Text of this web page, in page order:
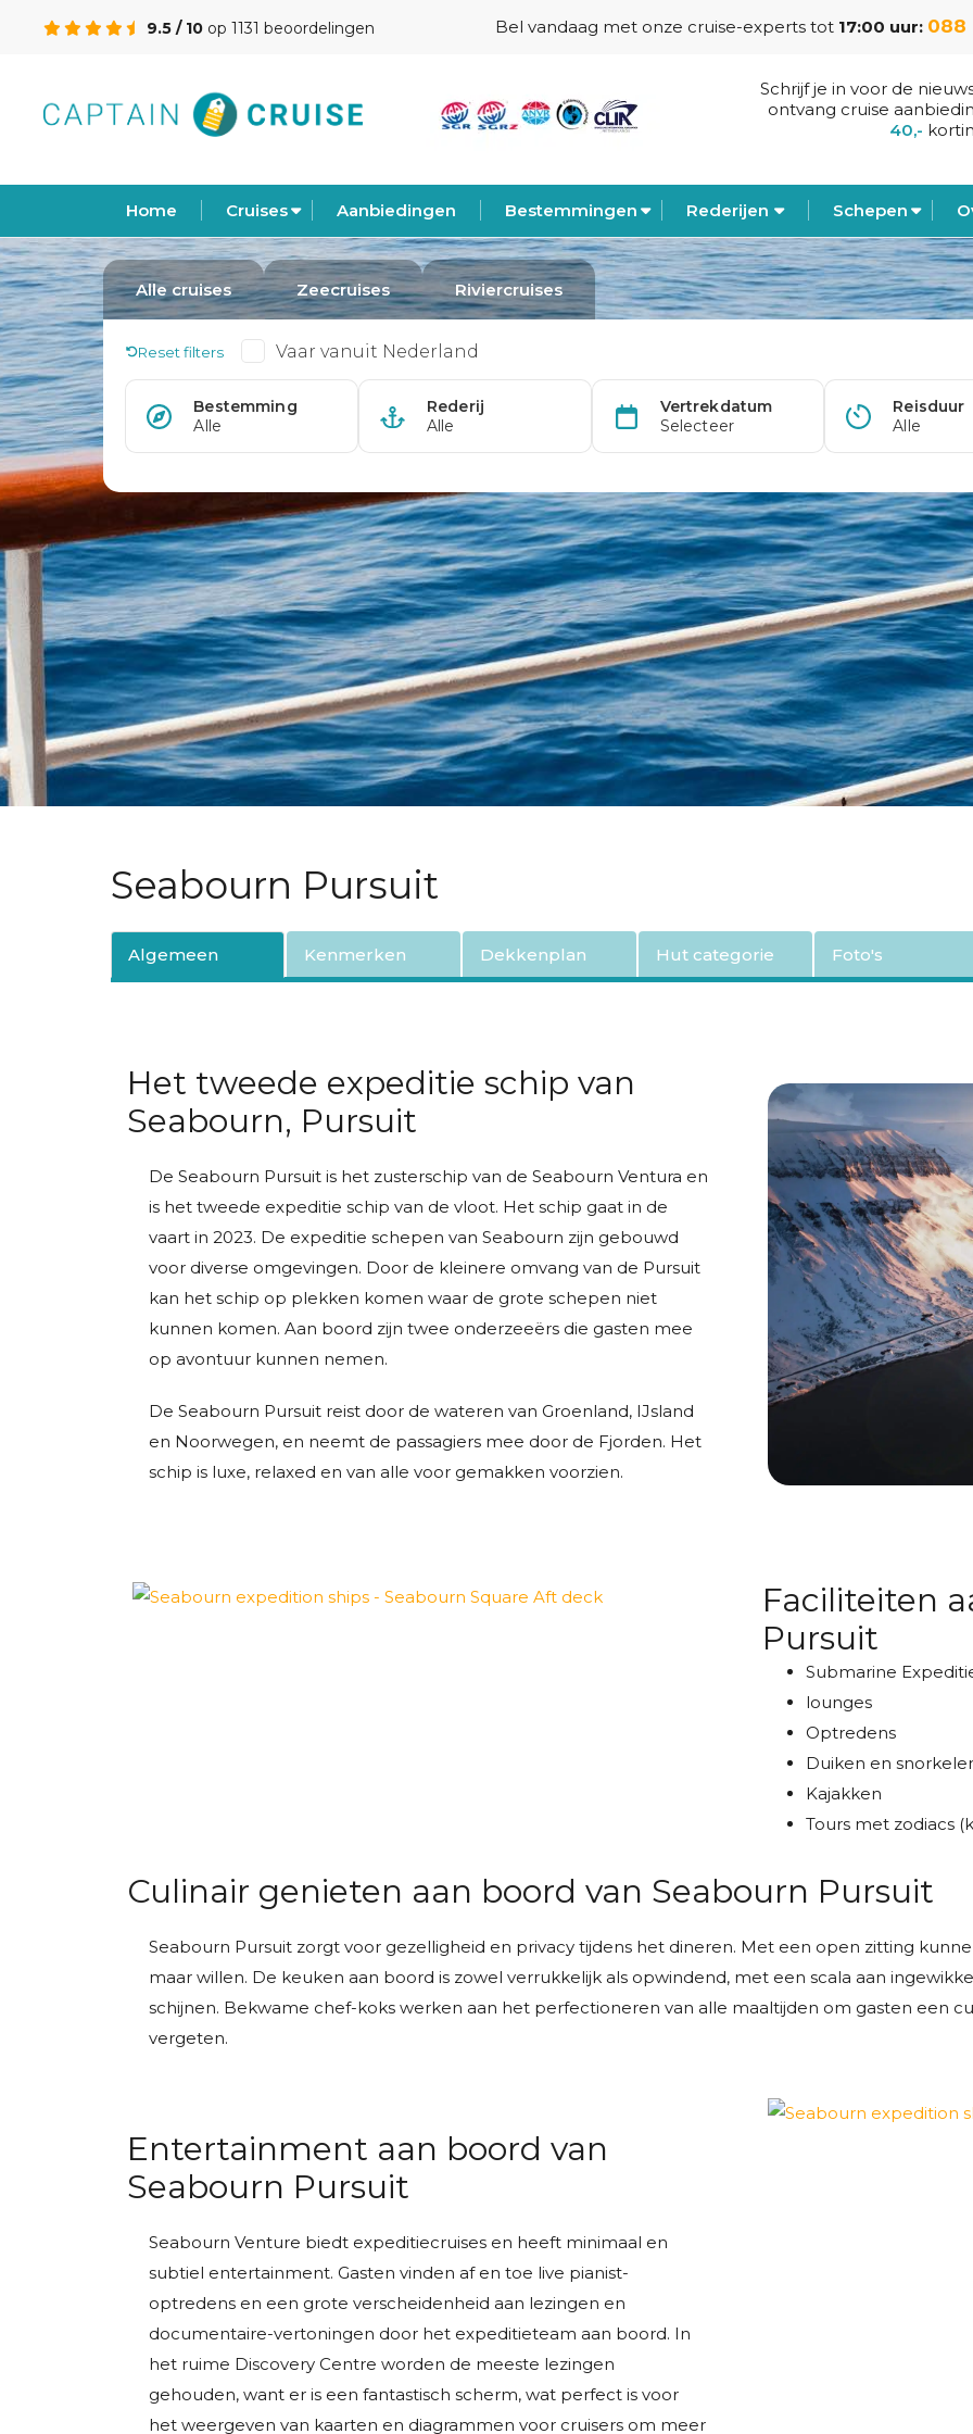
9.5 / 10 op 1131 beoordelingen Bel vandaag met onze cruise-experts tot 17:00 uur: 088
Schrijf je in voor de
ontvang cruise
40,-
Home Cruises Aanbiedingen Bestemmingen Rederijen Schepen
Seabourn Pursuit
Algemeen Kenmerken Dekkenplan Hut categorie Foto's
Het tweede expeditie schip van
Seabourn, Pursuit
De Seabourn Pursuit is het zusterschip van de Seabourn Ventura en
is het tweede expeditie schip van de vloot. Het schip gaat in de
vaart in 2023. De expeditie schepen van Seabourn zijn gebouwd
voor diverse omgevingen. Door de kleinere omvang van de Pursuit
kan het schip op plekken komen waar de grote schepen niet
kunnen komen. Aan boord zijn twee onderzeeërs die gasten mee
op avontuur kunnen nemen.
De Seabourn Pursuit reist door de wateren van Groenland, IJsland
en Noorwegen, en neemt de passagiers mee door de Fjorden. Het
schip is luxe, relaxed en van alle voor gemakken voorzien.
Faciliteiten
Pursuit
Submarine
lounges
Optredens
Duiken en
Kajakken
Tours met zodiacs
Culinair genieten aan boord van Seabourn Pursuit
Seabourn Pursuit zorgt voor gezelligheid en privacy tijdens het dineren. Met een open zitting
maar willen. De keuken aan boord is zowel verrukkelijk als opwindend, met een scala aan
schijnen. Bekwame chef-koks werken aan het perfectioneren van alle maaltijden om gasten een
vergeten.
Entertainment aan boord van
Seabourn Pursuit
Seabourn Venture biedt expeditiecruises en heeft minimaal en
subtiel entertainment. Gasten vinden af en toe live pianist-
optredens en een grote verscheidenheid aan lezingen en
documentaire-vertoningen door het expeditieteam aan boord. In
het ruime Discovery Centre worden de meeste lezingen
gehouden, want er is een fantastisch scherm, wat perfect is voor
het weergeven van kaarten en diagrammen voor cruisers om meer